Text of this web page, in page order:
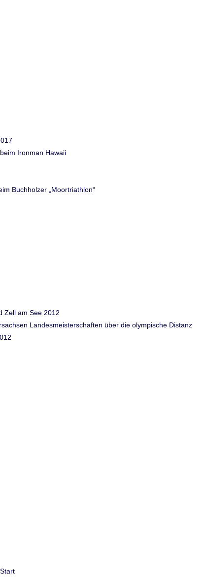
Ironman Hawaii
Buchholzer „Moortriathlon“
Zell am See 2012
Landesmeisterschaften über die olympische Distanz